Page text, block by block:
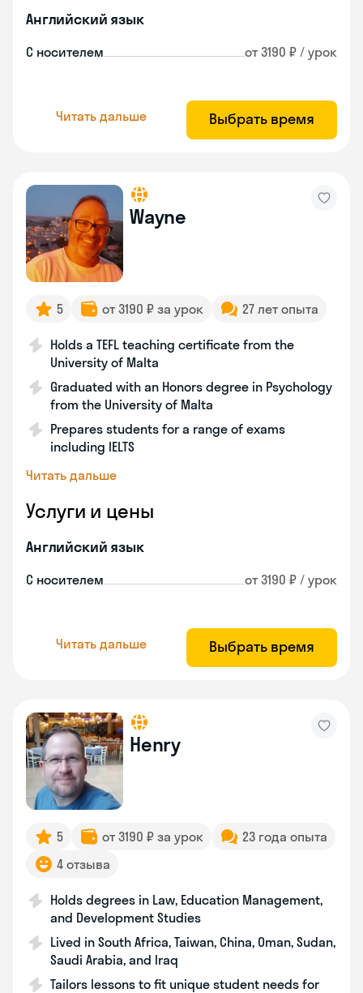
Английский язык
С носителем от 3190 ₽ / урок
Читать дальше Выбрать время
Wayne
5 от 3190 ₽ за урок 27 лет опыта
Holds a TEFL teaching certificate from the
University of Malta
Graduated with an Honors degree in Psychology
from the University of Malta
Prepares students for a range of exams
including IELTS
Читать дальше
Услуги и цены
Английский язык
С носителем от 3190 ₽ / урок
Читать дальше Выбрать время
Henry
5 от 3190 ₽ за урок
23 года опыта
4 отзыва
Holds degrees in Law, Education Management,
and Development Studies
Lived in South Africa, Taiwan, China, Oman, Sudan,
Saudi Arabia, and Iraq
Tailors lessons to fit unique student needs for